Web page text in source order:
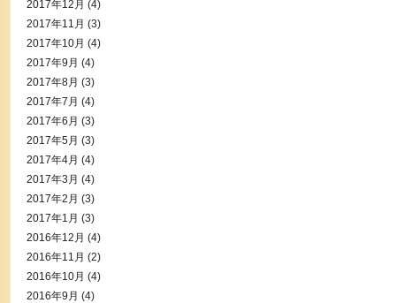
2017年12月 (4)
2017年11月 (3)
2017年10月 (4)
2017年9月 (4)
2017年8月 (3)
2017年7月 (4)
2017年6月 (3)
2017年5月 (3)
2017年4月 (4)
2017年3月 (4)
2017年2月 (3)
2017年1月 (3)
2016年12月 (4)
2016年11月 (2)
2016年10月 (4)
2016年9月 (4)